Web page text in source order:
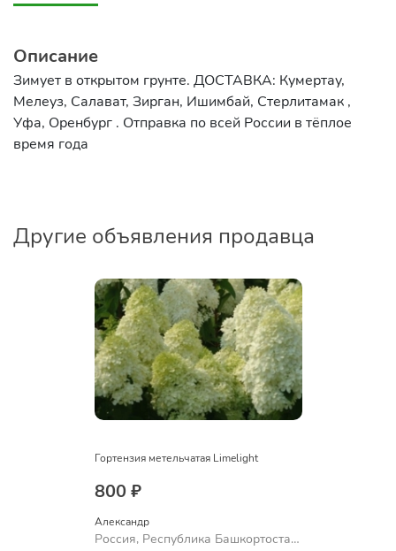
Описание
Зимует в открытом грунте. ДОСТАВКА: Кумертау,
Мелеуз, Салават, Зирган, Ишимбай, Стерлитамак ,
Уфа, Оренбург . Отправка по всей России в тёплое
время года
Другие объявления продавца
Гортензия метельчатая Limelight
800 ₽
Александр
Россия, Республика Башкортостан,